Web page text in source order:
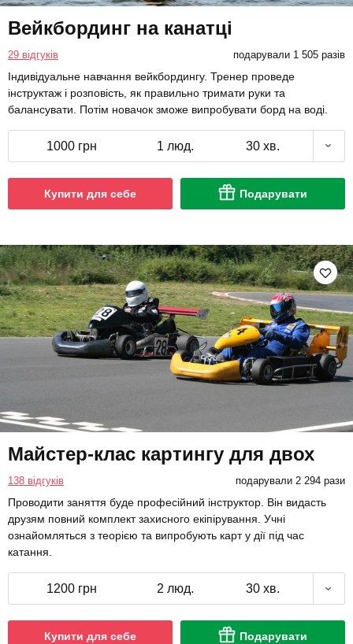
Вейкбординг на канатці
29 відгуків подарували 1 505 разів
Індивідуальне навчання вейкбордингу. Тренер проведе
інструктаж і розповість, як правильно тримати руки та
балансувати. Потім новачок зможе випробувати борд на воді.
1000 грн 1 люд. 30 хв.
Купити для себе Подарувати
Майстер-клас картингу для двох
138 відгуків подарували 2 294 рази
Проводити заняття буде професійний інструктор. Він видасть
друзям повний комплект захисного екіпірування. Учні
ознайомляться з теорією та випробують карт у дії під час
катання.
1200 грн 2 люд. 30 хв.
Купити для себе Подарувати